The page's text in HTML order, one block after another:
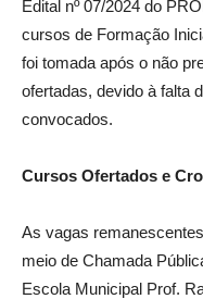
Edital nº 07/2024 do
cursos de Formação
foi tomada após o não
ofertadas, devido à falta
convocados.
Cursos Ofertados e
As vagas
meio de Chamada
Escola Municipal Prof.